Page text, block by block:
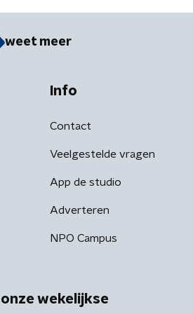
weet meer
Info
Contact
Veelgestelde vragen
App de studio
Adverteren
NPO Campus
wekelijkse